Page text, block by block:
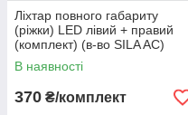
Ліхтар повного габариту
(ріжки) LED лівий + правий
(комплект) (в-во SILA AC)
В наявності
370 ₴/комплект